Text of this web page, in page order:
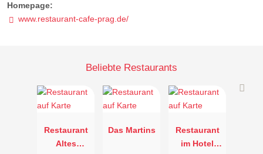
Homepage:
www.restaurant-cafe-prag.de/
Beliebte Restaurants
Restaurant
Altes
Das Martins
Restaurant
im Hotel